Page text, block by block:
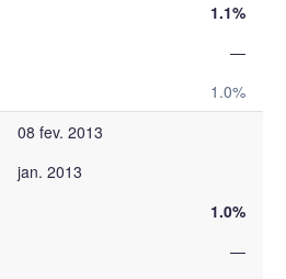
1.1%
—
1.0%
08 fev. 2013
jan. 2013
1.0%
—